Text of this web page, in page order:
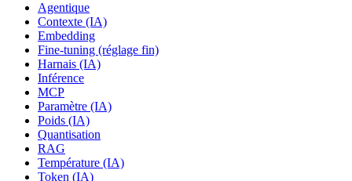
Agentique
Contexte (IA)
Embedding
Fine-tuning (réglage fin)
Harnais (IA)
Inférence
MCP
Paramètre (IA)
Poids (IA)
Quantisation
RAG
Température (IA)
Token (IA)